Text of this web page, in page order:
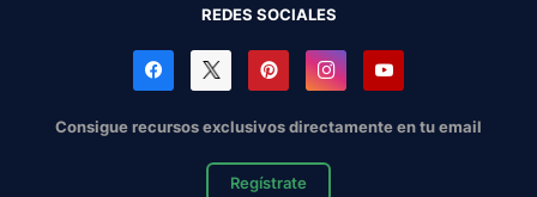
REDES SOCIALES
Consigue recursos exclusivos directamente en tu email
Regístrate